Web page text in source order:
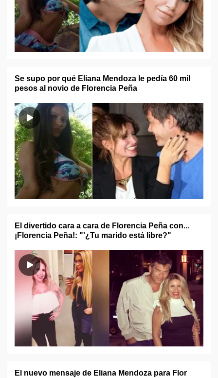
Se supo por qué Eliana Mendoza le pedía 60 mil
pesos al novio de Florencia Peña
El divertido cara a cara de Florencia Peña con...
¡Florencia Peña!: "'¿Tu marido está libre?"
El nuevo mensaje de Eliana Mendoza para Flor